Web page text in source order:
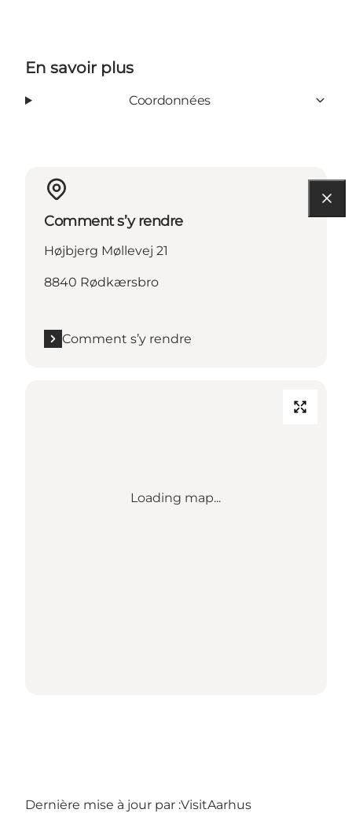
En savoir plus
Coordonnées
Comment s’y rendre
Højbjerg Møllevej 21
8840 Rødkærsbro
Comment s’y rendre
Loading map...
Dernière mise à jour par :VisitAarhus